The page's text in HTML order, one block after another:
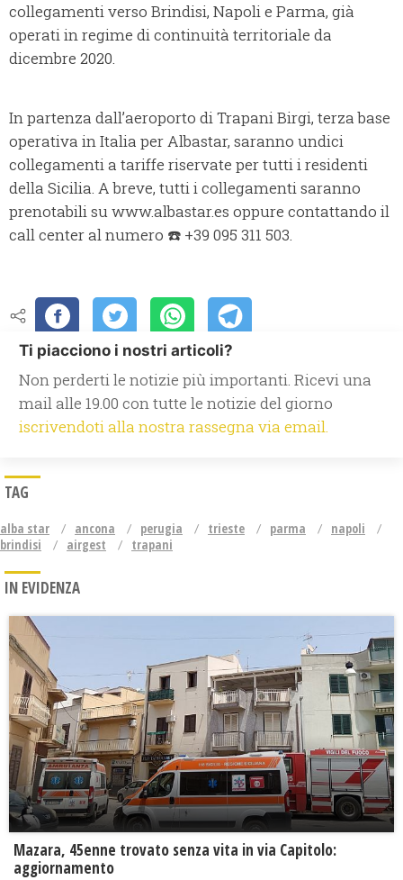
collegamenti verso Brindisi, Napoli e Parma, già
operati in regime di continuità territoriale da
dicembre 2020.
In partenza dall’aeroporto di Trapani Birgi, terza base
operativa in Italia per Albastar, saranno undici
collegamenti a tariffe riservate per tutti i residenti
della Sicilia. A breve, tutti i collegamenti saranno
prenotabili su www.albastar.es oppure contattando il
call center al numero ☎️ +39 095 311 503.
Ti piacciono i nostri articoli?
Non perderti le notizie più importanti. Ricevi una
mail alle 19.00 con tutte le notizie del giorno
iscrivendoti alla nostra rassegna via email.
TAG
alba star ancona perugia trieste parma
napoli
brindisi
airgest trapani
IN EVIDENZA
Mazara, 45enne trovato senza vita in via Capitolo:
aggiornamento